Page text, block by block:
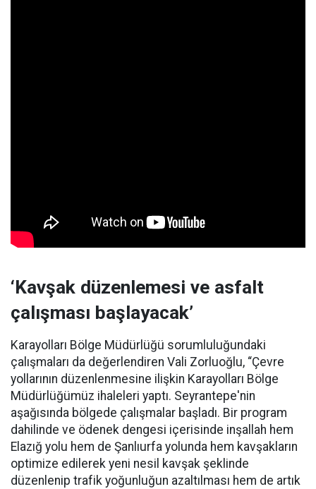
‘Kavşak düzenlemesi ve asfalt
çalışması başlayacak’
Karayolları Bölge Müdürlüğü sorumluluğundaki
çalışmaları da değerlendiren Vali Zorluoğlu, “Çevre
yollarının düzenlenmesine ilişkin Karayolları Bölge
Müdürlüğümüz ihaleleri yaptı. Seyrantepe'nin
aşağısında bölgede çalışmalar başladı. Bir program
dahilinde ve ödenek dengesi içerisinde inşallah hem
Elazığ yolu hem de Şanlıurfa yolunda hem kavşakların
optimize edilerek yeni nesil kavşak şeklinde
düzenlenip trafik yoğunluğun azaltılması hem de artık